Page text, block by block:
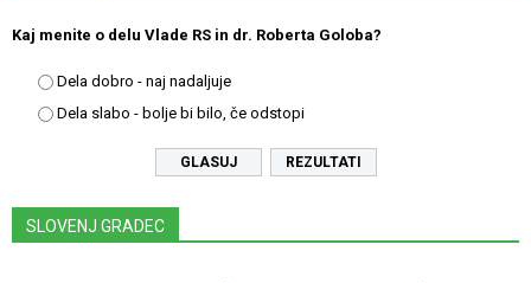
Kaj menite o delu Vlade RS in dr. Roberta Goloba?
Dela dobro - naj nadaljuje
Dela slabo - bolje bi bilo, če odstopi
REZULTATI
SLOVENJ GRADEC